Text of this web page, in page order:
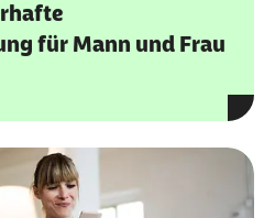
für Mann und Frau